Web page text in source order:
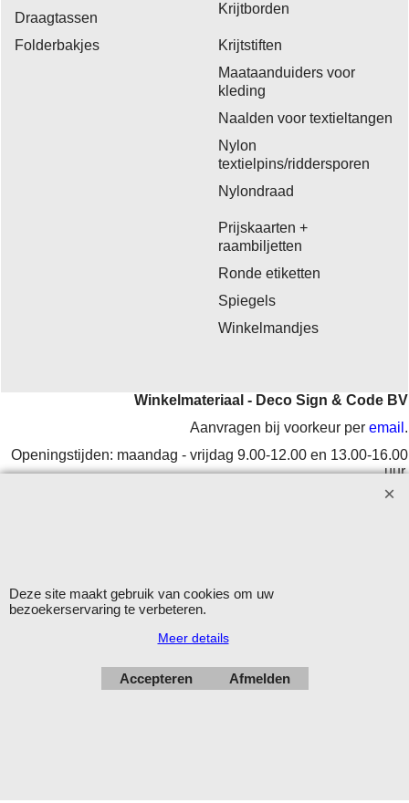
Draagtassen
Folderbakjes
Krijtborden
Krijtstiften
Maataanduiders voor
kleding
Naalden voor textieltangen
Nylon
textielpins/riddersporen
Nylondraad
Prijskaarten +
raambiljetten
Ronde etiketten
Spiegels
Winkelmandjes
Winkelmateriaal - Deco Sign & Code BV
Aanvragen bij voorkeur per email .
Openingstijden: maandag - vrijdag 9.00-12.00 en 13.00-16.00
uur.
Verzending op werkdagen met DHL
Webwinkel gemaakt met
software.
Deze site maakt gebruik van cookies om uw
bezoekerservaring te verbeteren.
Meer details
Accepteren Afmelden